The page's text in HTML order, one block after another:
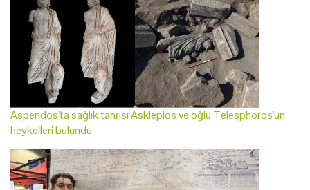
Aspendos'ta sağlık tanrısı Asklepios ve oğlu Telesphoros'un
heykelleri bulundu